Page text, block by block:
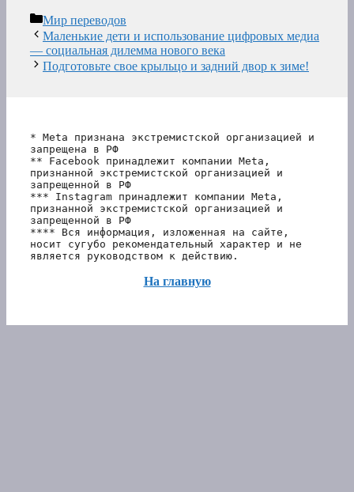
Рубрики
Мир переводов
Маленькие дети и использование цифровых медиа
— социальная дилемма нового века
Подготовьте свое крыльцо и задний двор к зиме!
* Meta признана экстремистской организацией и
запрещена в РФ
** Facebook принадлежит компании Meta,
признанной экстремистской организацией и
запрещенной в РФ
*** Instagram принадлежит компании Meta,
признанной экстремистской организацией и
запрещенной в РФ
**** Вся информация, изложенная на сайте,
носит сугубо рекомендательный характер и не
является руководством к действию.
На главную